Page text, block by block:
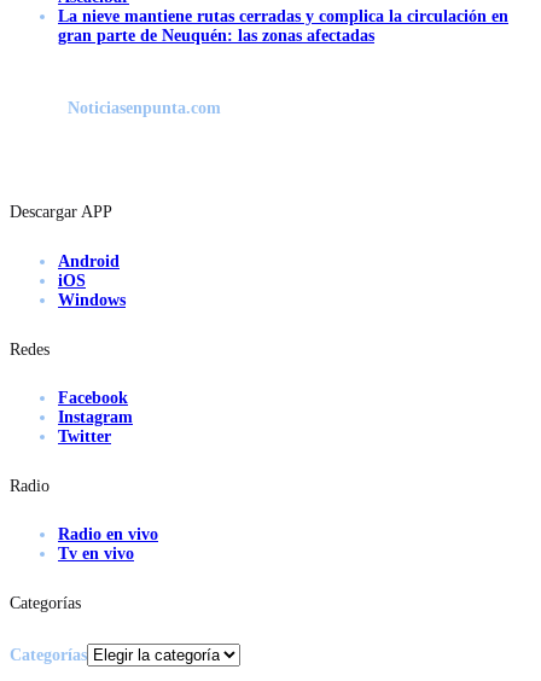
La nieve mantiene rutas cerradas y complica la circulación en
gran parte de Neuquén: las zonas afectadas
Noticiasenpunta.com
Descargar APP
Android
iOS
Windows
Redes
Facebook
Instagram
Twitter
Radio
Radio en vivo
Tv en vivo
Categorías
Categorías